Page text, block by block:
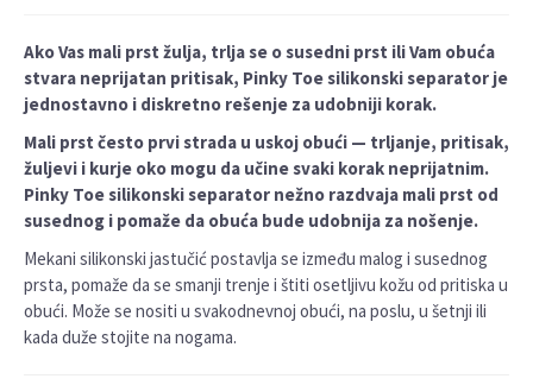
Ako Vas mali prst žulja, trlja se o susedni prst ili Vam obuća
stvara neprijatan pritisak, Pinky Toe silikonski separator je
jednostavno i diskretno rešenje za udobniji korak.
Mali prst često prvi strada u uskoj obući — trljanje, pritisak,
žuljevi i kurje oko mogu da učine svaki korak neprijatnim.
Pinky Toe silikonski separator nežno razdvaja mali prst od
susednog i pomaže da obuća bude udobnija za nošenje.
Mekani silikonski jastučić postavlja se između malog i susednog
prsta, pomaže da se smanji trenje i štiti osetljivu kožu od pritiska u
obući. Može se nositi u svakodnevnoj obući, na poslu, u šetnji ili
kada duže stojite na nogama.